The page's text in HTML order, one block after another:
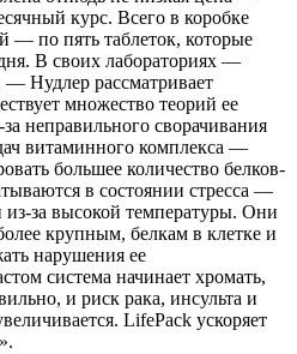
курс. Всего в коробке
— по пять табле­ток, которые
В своих лабораториях —
Нудлер рассматривает
мно­жество теорий ее
неправильного сворачивания
витамин­ного комплекса —
большее количество белков-
в со­стоянии стресса —
из-за высокой температуры. Они
крупным, белкам в клетке и
нарушения ее
система начинает хро­мать,
и риск рака, инсульта и
LifePack ускоряет